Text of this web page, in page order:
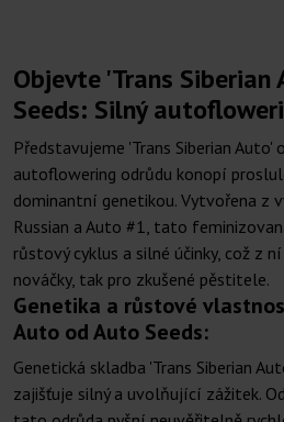
Objevte 'Trans Siberian
Seeds: Silný
Představujeme 'Trans Siberian Auto'
autoflowering odrůdu konopí
dominantní genetikou. Vytvořena z
Russian a Auto #1, tato
růstový cyklus a silné účinky, což z
nováčky, tak pro zkušené pěstitele.
Genetika a růstové
Auto od Auto Seeds:
Genetická skladba 'Trans Siberian
zajišťuje silný a uvolňující zážitek.